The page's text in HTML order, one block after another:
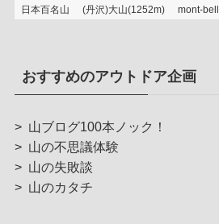
日本百名山
(丹沢)大山(1252m) mont-bell
おすすめのアウトドア企画
> 山ブログ100本ノック！
> 山の不思議体験
> 山の失敗談
> 山のカタチ